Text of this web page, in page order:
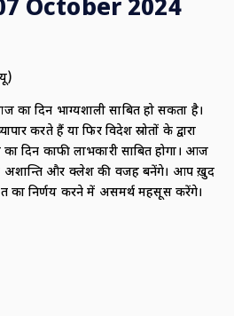
October 2024
का दिन भाग्यशाली साबित हो सकता है।
करते हैं या फिर विदेश स्रोतों के द्वारा
दिन काफी लाभकारी साबित होगा। आज
और क्लेश की वजह बनेंगे। आप ख़ुद
का निर्णय करने में असमर्थ महसूस करेंगे।